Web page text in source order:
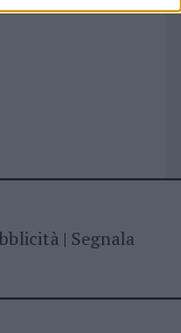
| Segnala